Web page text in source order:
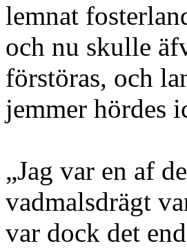
lemnat
och nu skulle
förstöras, och
jemmer hördes
„Jag var en af
vadmalsdrägt
var dock det